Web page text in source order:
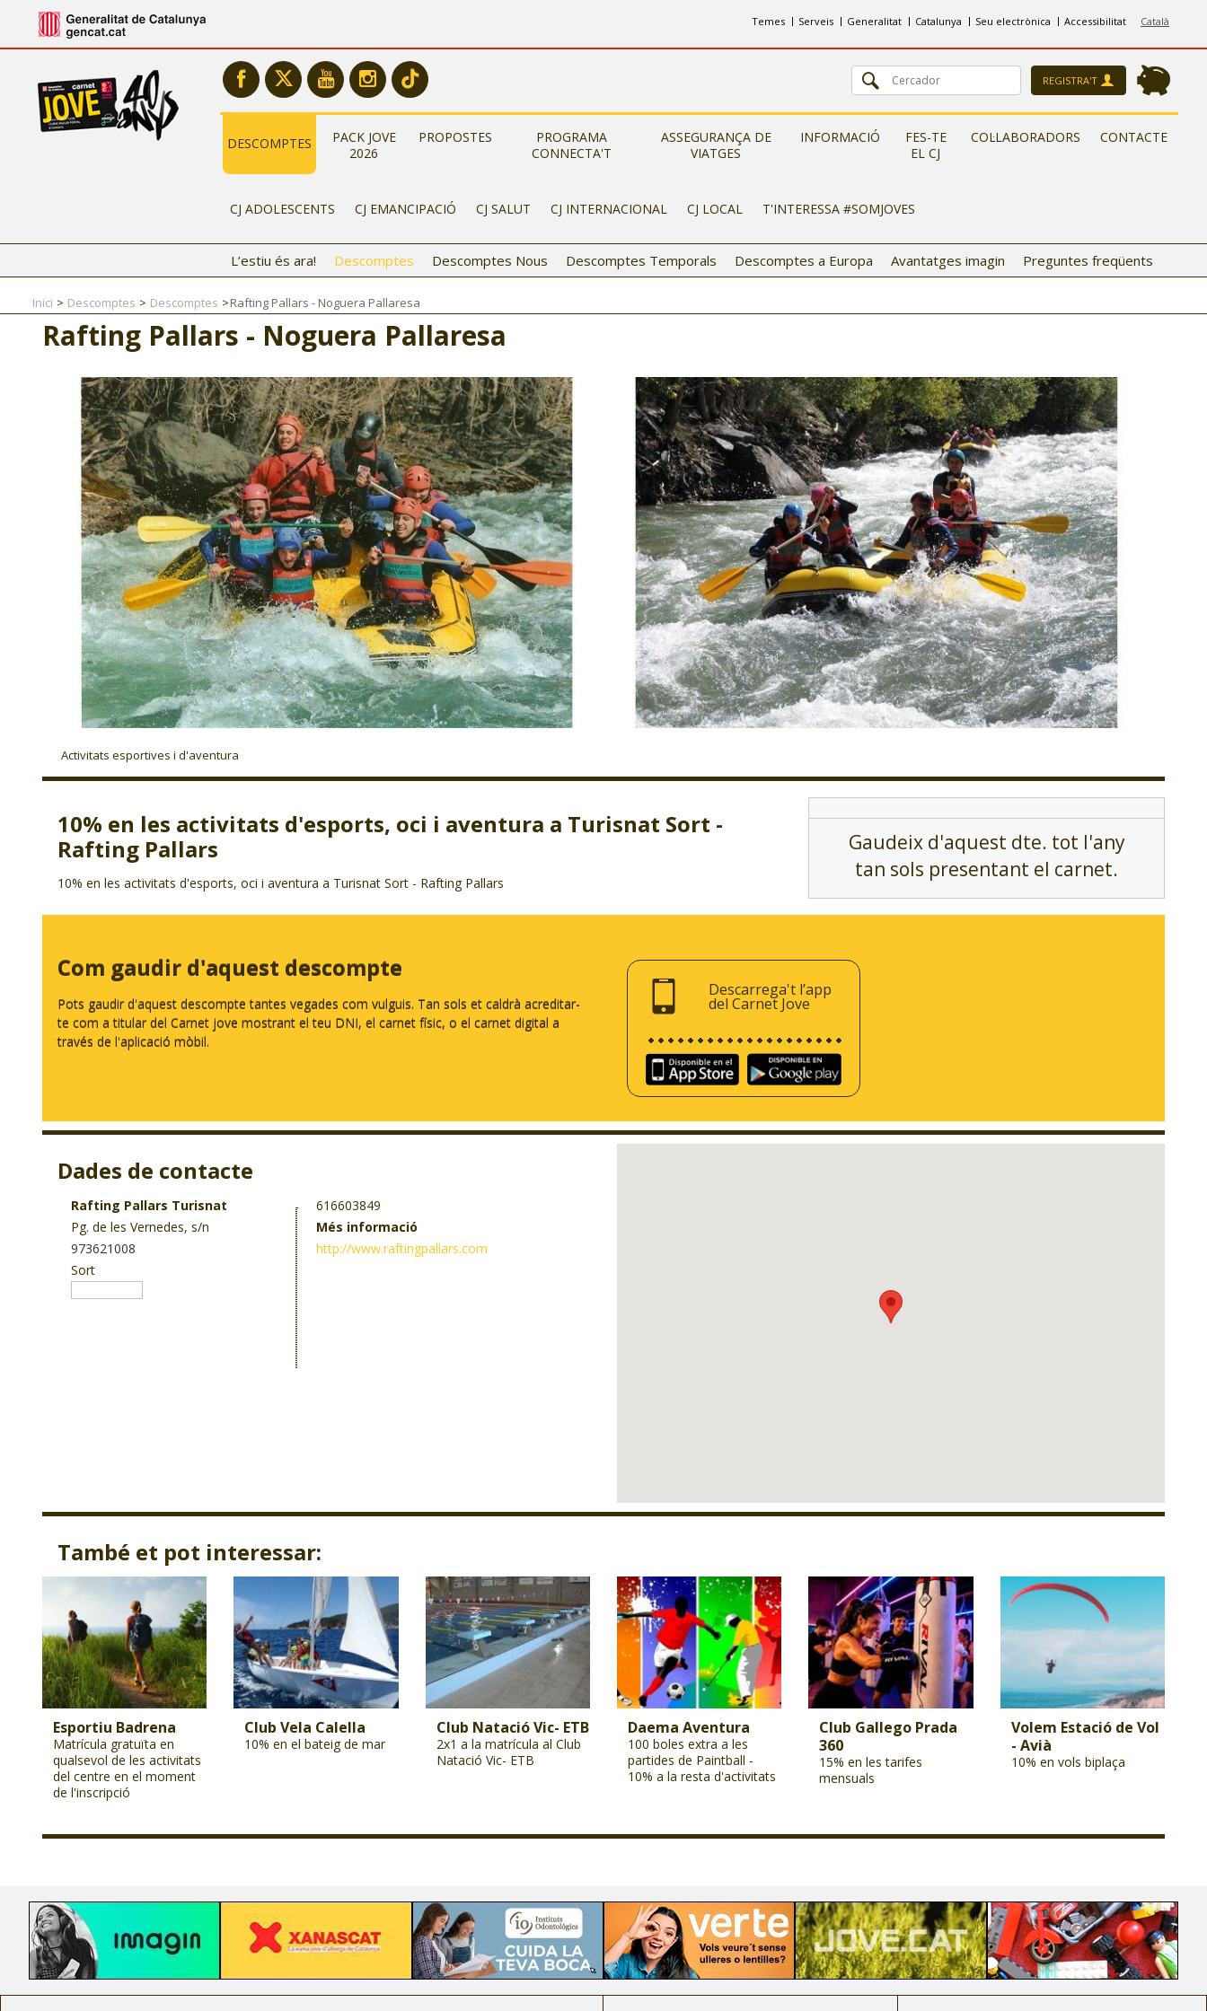
Català
Temes Serveis Generalitat Catalunya Seu electrònica Accessibilitat
REGISTRA'T
DESCOMPTES
PACK JOVE
2026
PROPOSTES
PROGRAMA
CONNECTA'T
ASSEGURANÇA DE
VIATGES
INFORMACIÓ
FES-TE
EL CJ
COL·LABORADORS CONTACTE
CJ ADOLESCENTS CJ EMANCIPACIÓ CJ SALUT CJ INTERNACIONAL CJ LOCAL T'INTERESSA #SOMJOVES
L’estiu és ara! Descomptes Descomptes Nous Descomptes Temporals Descomptes a Europa Avantatges imagin Preguntes freqüents
Inici Descomptes Descomptes Rafting Pallars - Noguera Pallaresa
Rafting Pallars - Noguera Pallaresa
Activitats esportives i d'aventura
10% en les activitats d'esports, oci i aventura a Turisnat Sort -
Rafting Pallars
10% en les activitats d'esports, oci i aventura a Turisnat Sort - Rafting Pallars
Gaudeix d'aquest dte. tot l'any
tan sols presentant el carnet.
Com gaudir d'aquest descompte
Pots gaudir d'aquest descompte tantes vegades com vulguis. Tan sols et caldrà acreditar-
te com a titular del Carnet jove mostrant el teu DNI, el carnet físic, o el carnet digital a
través de l'aplicació mòbil.
Descarrega't l’app
del Carnet Jove
Dades de contacte
Rafting Pallars Turisnat
Pg. de les Vernedes, s/n
973621008
Sort
616603849
Més informació
http://www.raftingpallars.com
També et pot interessar:
Esportiu Badrena
Matrícula gratuïta en
qualsevol de les activitats
del centre en el moment
de l'inscripció
Club Vela Calella
10% en el bateig de mar
Club Natació Vic- ETB
2x1 a la matrícula al Club
Natació Vic- ETB
Daema Aventura
100 boles extra a les
partides de Paintball -
10% a la resta d'activitats
Club Gallego Prada
360
15% en les tarifes
mensuals
Volem Estació de Vol
- Avià
10% en vols biplaça